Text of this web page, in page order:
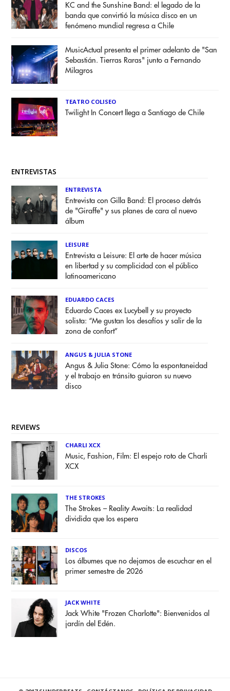
KC and the Sunshine Band: el legado de la
banda que convirtió la música disco en un
fenómeno mundial regresa a Chile
MusicActual presenta el primer adelanto de "San
Sebastián. Tierras Raras" junto a Fernando
Milagros
TEATRO COLISEO
Twilight In Concert llega a Santiago de Chile
ENTREVISTAS
ENTREVISTA
Entrevista con Gilla Band: El proceso detrás
de "Giraffe" y sus planes de cara al nuevo
álbum
LEISURE
Entrevista a Leisure: El arte de hacer música
en libertad y su complicidad con el público
latinoamericano
EDUARDO CACES
Eduardo Caces ex Lucybell y su proyecto
solista: “Me gustan los desafíos y salir de la
zona de confort”
ANGUS & JULIA STONE
Angus & Julia Stone: Cómo la espontaneidad
y el trabajo en tránsito guiaron su nuevo
disco
REVIEWS
CHARLI XCX
Music, Fashion, Film: El espejo roto de Charli
XCX
THE STROKES
The Strokes – Reality Awaits: La realidad
dividida que los espera
DISCOS
Los álbumes que no dejamos de escuchar en el
primer semestre de 2026
JACK WHITE
Jack White "Frozen Charlotte": Bienvenidos al
jardín del Edén.